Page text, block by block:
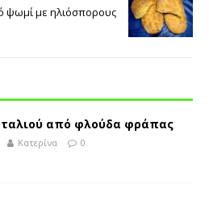
ψωμί με ηλιόσπορους
από φλούδα φράπας
Κατερίνα 0